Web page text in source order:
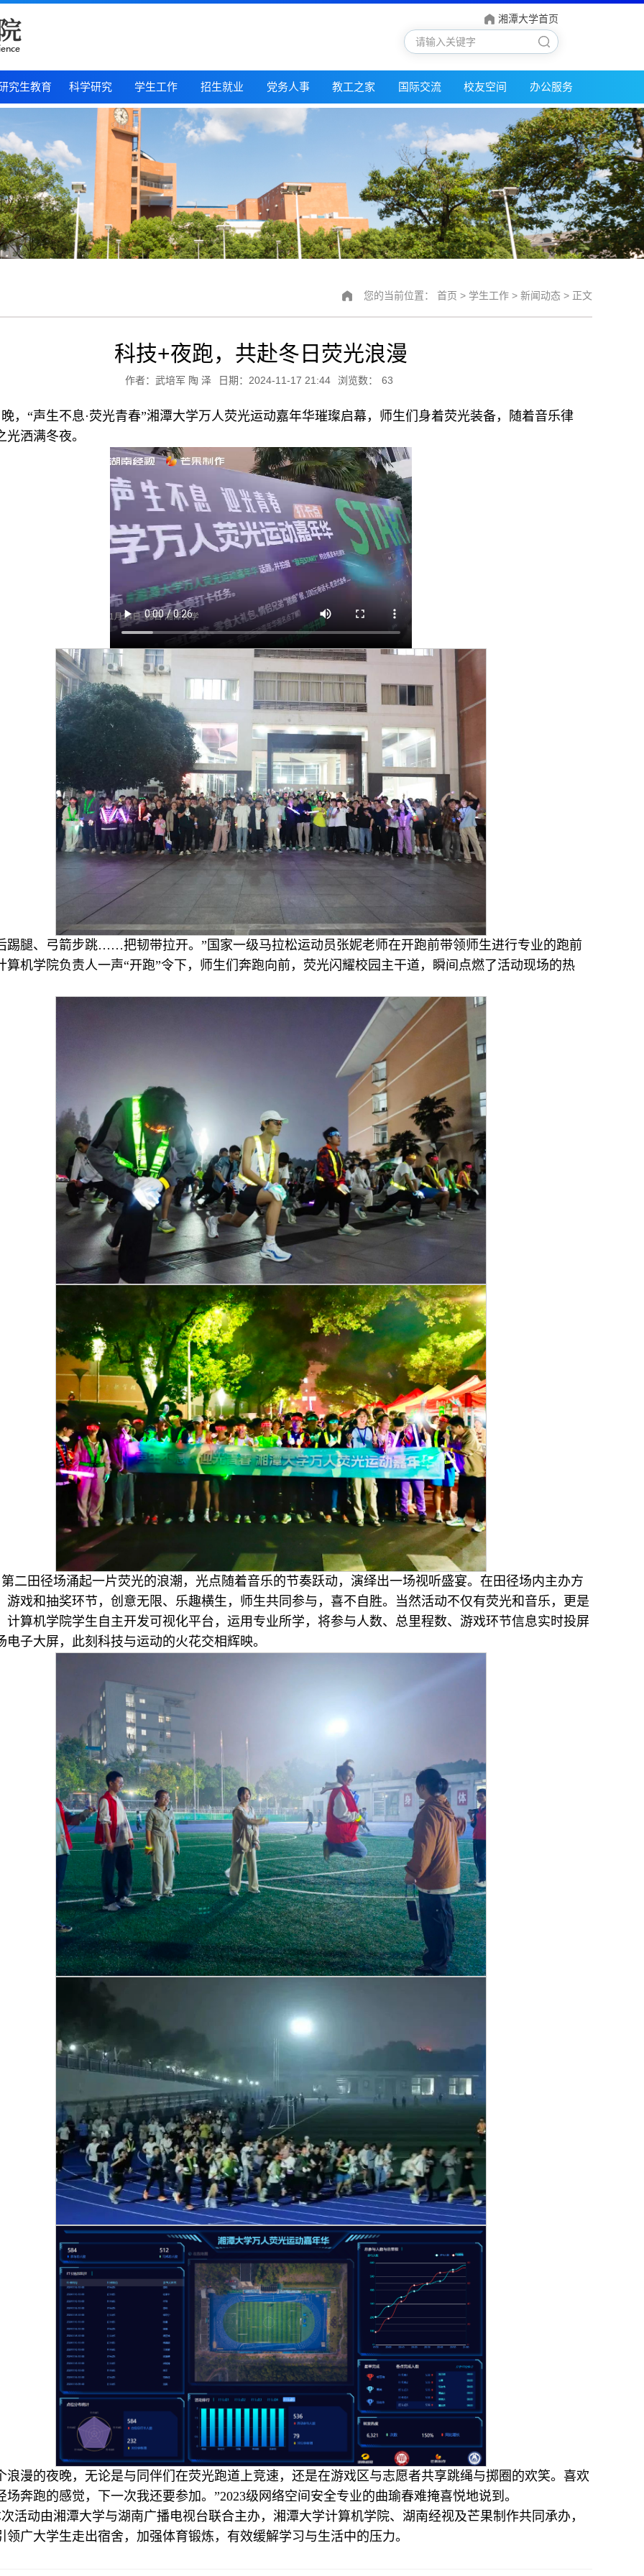
湘潭大学首页
究生教育 科学研究 学生工作 招生就业 党务人事 教工之家 国际交流 校友空间 办公服务
您的当前位置： 首页 > 学生工作 > 新闻动态 > 正文
科技+夜跑，共赴冬日荧光浪漫
作者：武培军 陶 泽 日期：2024-11-17 21:44 浏览数： 63
晚，“声生不息·荧光青春”湘潭大学万人荧光运动嘉年华璀璨启幕，师生们身着荧光装备，随着音乐律
洒满冬夜。
踢腿、弓箭步跳……把韧带拉开。”国家一级马拉松运动员张妮老师在开跑前带领师生进行专业的跑前
算机学院负责人一声“开跑”令下，师生们奔跑向前，荧光闪耀校园主干道，瞬间点燃了活动现场的热
二田径场涌起一片荧光的浪潮，光点随着音乐的节奏跃动，演绎出一场视听盛宴。在田径场内主办方
游戏和抽奖环节，创意无限、乐趣横生，师生共同参与，喜不自胜。当然活动不仅有荧光和音乐，更是
计算机学院学生自主开发可视化平台，运用专业所学，将参与人数、总里程数、游戏环节信息实时投屏
电子大屏，此刻科技与运动的火花交相辉映。
浪漫的夜晚，无论是与同伴们在荧光跑道上竞速，还是在游戏区与志愿者共享跳绳与掷圈的欢笑。喜欢
场奔跑的感觉，下一次我还要参加。”2023级网络空间安全专业的曲瑜春难掩喜悦地说到。
活动由湘潭大学与湖南广播电视台联合主办，湘潭大学计算机学院、湖南经视及芒果制作共同承办，
领广大学生走出宿舍，加强体育锻炼，有效缓解学习与生活中的压力。